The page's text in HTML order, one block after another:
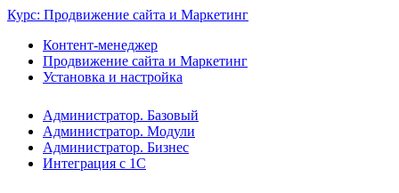
Курс: Продвижение сайта и Маркетинг
Контент-менеджер
Продвижение сайта и Маркетинг
Установка и настройка
Администратор. Базовый
Администратор. Модули
Администратор. Бизнес
Интеграция с 1С